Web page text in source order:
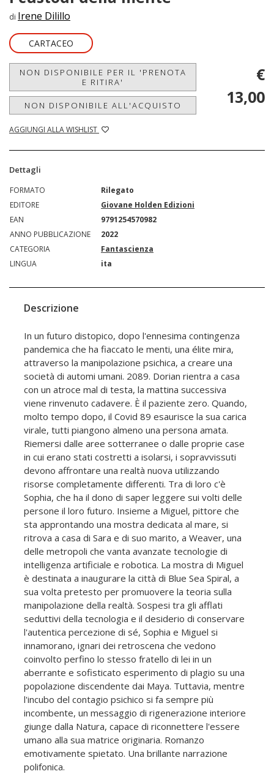
di Irene Dilillo
CARTACEO
NON DISPONIBILE PER IL 'PRENOTA
E RITIRA'
NON DISPONIBILE ALL'ACQUISTO
AGGIUNGI ALLA WISHLIST
€
13,00
Dettagli
FORMATO
Rilegato
EDITORE
Giovane Holden Edizioni
EAN
9791254570982
ANNO PUBBLICAZIONE
2022
CATEGORIA
Fantascienza
LINGUA
ita
Descrizione
In un futuro distopico, dopo l'ennesima contingenza
pandemica che ha fiaccato le menti, una élite mira,
attraverso la manipolazione psichica, a creare una
società di automi umani. 2089. Dorian rientra a casa
con un atroce mal di testa, la mattina successiva
viene rinvenuto cadavere. È il paziente zero. Quando,
molto tempo dopo, il Covid 89 esaurisce la sua carica
virale, tutti piangono almeno una persona amata.
Riemersi dalle aree sotterranee o dalle proprie case
in cui erano stati costretti a isolarsi, i sopravvissuti
devono affrontare una realtà nuova utilizzando
risorse completamente differenti. Tra di loro c'è
Sophia, che ha il dono di saper leggere sui volti delle
persone il loro futuro. Insieme a Miguel, pittore che
sta approntando una mostra dedicata al mare, si
ritrova a casa di Sara e di suo marito, a Weaver, una
delle metropoli che vanta avanzate tecnologie di
intelligenza artificiale e robotica. La mostra di Miguel
è destinata a inaugurare la città di Blue Sea Spiral, a
sua volta pretesto per promuovere la teoria sulla
manipolazione della realtà. Sospesi tra gli afflati
seduttivi della tecnologia e il desiderio di conservare
l'autentica percezione di sé, Sophia e Miguel si
innamorano, ignari dei retroscena che vedono
coinvolto perfino lo stesso fratello di lei in un
aberrante e sofisticato esperimento di plagio su una
popolazione discendente dai Maya. Tuttavia, mentre
l'incubo del contagio psichico si fa sempre più
incombente, un messaggio di rigenerazione interiore
giunge dalla Natura, capace di riconnettere l'essere
umano alla sua matrice originaria. Romanzo
emotivamente spietato. Una brillante narrazione
polifonica.